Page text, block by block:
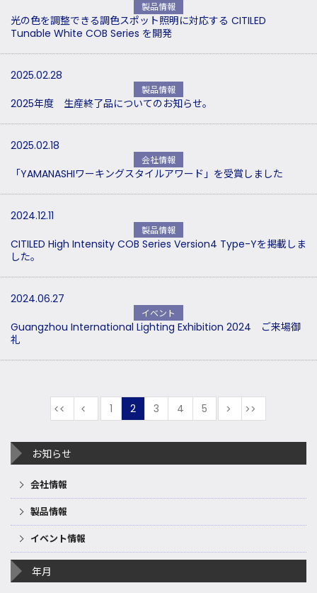
製品情報
光の色を調整できる調色スポット照明に対応する CITILED
Tunable White COB Series を開発
2025.02.28
製品情報
2025年度 生産終了品についてのお知らせ。
2025.02.18
会社情報
「YAMANASHIワーキングスタイルアワード」を受賞しました
2024.12.11
製品情報
CITILED High Intensity COB Series Version4 Type-Yを掲載しま
した。
2024.06.27
イベント
Guangzhou International Lighting Exhibition 2024 ご来場御
礼
最初 前1 2 3 4 5 次
お知らせ
会社情報
製品情報
イベント情報
年月